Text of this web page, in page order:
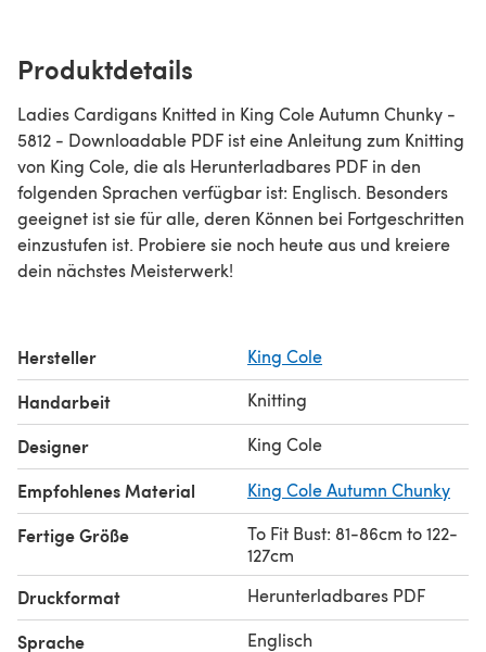
Produktdetails
Ladies Cardigans Knitted in King Cole Autumn Chunky -
5812 - Downloadable PDF ist eine Anleitung zum Knitting
von King Cole, die als Herunterladbares PDF in den
folgenden Sprachen verfügbar ist: Englisch. Besonders
geeignet ist sie für alle, deren Können bei Fortgeschritten
einzustufen ist. Probiere sie noch heute aus und kreiere
dein nächstes Meisterwerk!
Hersteller King Cole
Handarbeit Knitting
Designer King Cole
Empfohlenes Material King Cole Autumn Chunky
Fertige Größe
To Fit Bust: 81-86cm to 122-
127cm
Druckformat Herunterladbares PDF
Sprache Englisch